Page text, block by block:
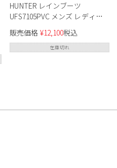
HUNTER レインブーツ
UFS7105PVC メンズ レディー
ス
販売価格 ¥12,100税込
在庫切れ